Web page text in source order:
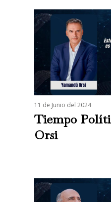
11 de Junio del 2024
Tiempo
Orsi